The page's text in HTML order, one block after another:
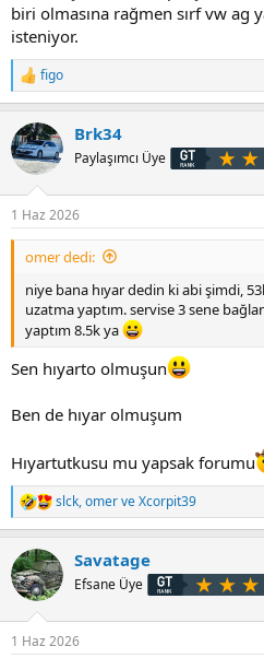
biri olmasına rağmen sırf vw ag
isteniyor.
T
e
k
i
l
figo
Brk34
Paylaşımcı Üye
1 Haz 2026
omer dedi:
niye bana hıyar dedin ki abi şimdi,
uzatma yaptım. servise 3 sene
yaptım 8.5k ya
Sen hıyarto olmuşun
Ben de hıyar olmuşum
Hıyartutkusu mu yapsak forumu
T
e
k
i
l
slck,omerveXcorpit39
Savatage
Efsane Üye
1 Haz 2026